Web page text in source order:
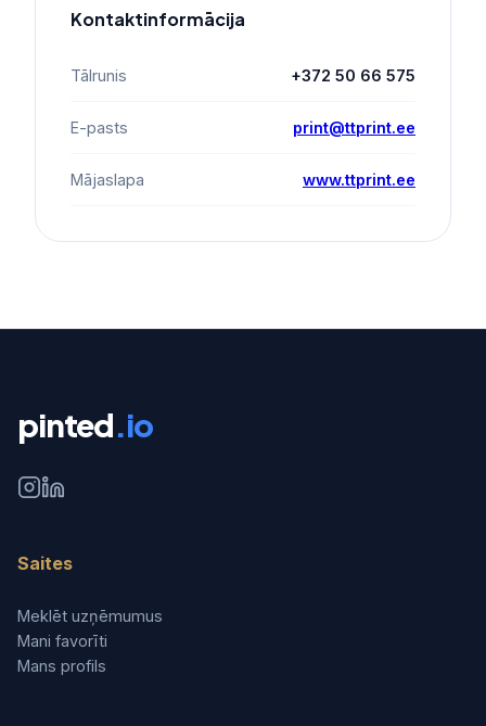
Kontaktinformācija
Tālrunis +372 50 66 575
E-pasts print@ttprint.ee
Mājaslapa www.ttprint.ee
pinted.io
Saites
Meklēt uzņēmumus
Mani favorīti
Mans profils